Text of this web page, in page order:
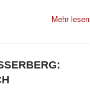
Mehr lesen